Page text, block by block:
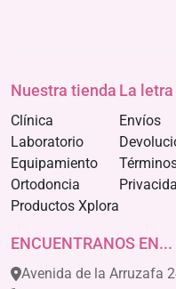
Nuestra tienda
Clínica
Laboratorio
Equipamiento
Ortodoncia
Productos Xplora
La
Envíos
ENCUENTRANOS EN...
Avenida de la Arruzafa